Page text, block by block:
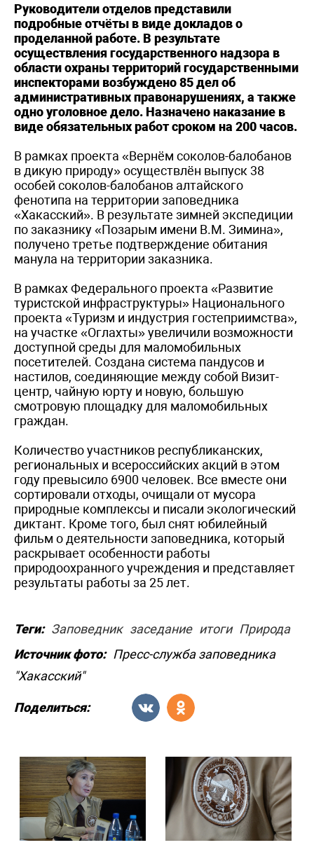
Руководители отделов представили
подробные отчёты в виде докладов о
проделанной работе. В результате
осуществления государственного надзора в
области охраны территорий государственными
инспекторами возбуждено 85 дел об
административных правонарушениях, а также
одно уголовное дело. Назначено наказание в
виде обязательных работ сроком на 200 часов.
В рамках проекта «Вернём соколов-балобанов
в дикую природу» осуществлён выпуск 38
особей соколов-балобанов алтайского
фенотипа на территории заповедника
«Хакасский». В результате зимней экспедиции
по заказнику «Позарым имени В.М. Зимина»,
получено третье подтверждение обитания
манула на территории заказника.
В рамках Федерального проекта «Развитие
туристской инфраструктуры» Национального
проекта «Туризм и индустрия гостеприимства»,
на участке «Оглахты» увеличили возможности
доступной среды для маломобильных
посетителей. Создана система пандусов и
настилов, соединяющие между собой Визит-
центр, чайную юрту и новую, большую
смотровую площадку для маломобильных
граждан.
Количество участников республиканских,
региональных и всероссийских акций в этом
году превысило 6900 человек. Все вместе они
сортировали отходы, очищали от мусора
природные комплексы и писали экологический
диктант. Кроме того, был снят юбилейный
фильм о деятельности заповедника, который
раскрывает особенности работы
природоохранного учреждения и представляет
результаты работы за 25 лет.
Теги: Заповедник заседание итоги Природа
Источник фото: Пресс-служба заповедника
"Хакасский"
Поделиться: